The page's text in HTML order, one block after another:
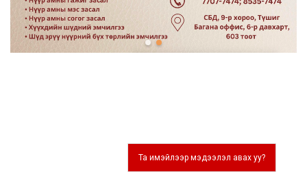
Та имэйлээр мэдээлэл авах уу?